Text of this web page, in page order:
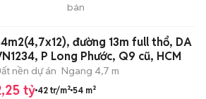
bán
đường 13m full thổ, DA
P Long Phước, Q9 cũ, HCM
nền dự án Ngang 4,7 m
tỷ 42 tr/m² 54 m²